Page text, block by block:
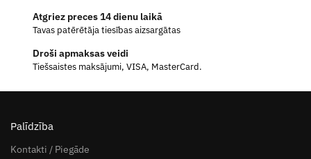
Atgriez preces 14 dienu laikā
Tavas patērētāja tiesības aizsargātas
Droši apmaksas veidi
Tiešsaistes maksājumi, VISA, MasterCard.
Palīdzība
Kontakti / Piegāde